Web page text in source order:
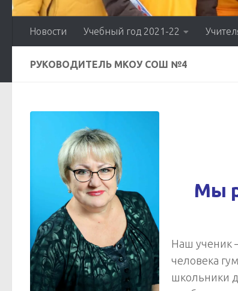
Новости Учебный год 2021-22
РУКОВОДИТЕЛЬ МКОУ СОШ №4
Мы
Наш ученик
человека
школьники